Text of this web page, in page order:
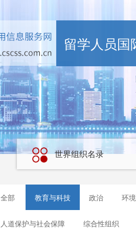
留学人员国
世界组织名录
全部 教育与科技 政治 环
人道保护与社会保障 综合性组织